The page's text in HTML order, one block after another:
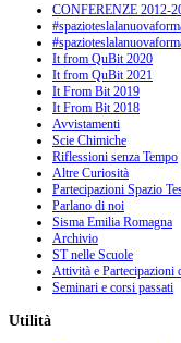
CONFERENZE 2012-
It from QuBit 2020
It from QuBit 2021
It From Bit 2019
It From Bit 2018
Avvistamenti
Scie Chimiche
Riflessioni senza Tempo
Altre Curiosità
Partecipazioni Spazio
Parlano di noi
Sisma Emilia Romagna
Archivio
ST nelle Scuole
Attività e Partecipazioni
Seminari e corsi passati
Utilità